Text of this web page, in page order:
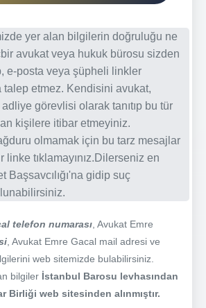
yer alan bilgilerin doğruluğu ne
avukat veya hukuk bürosu sizden
e-posta veya şüpheli linkler
talep etmez. Kendisini avukat,
görevlisi olarak tanıtıp bu tür
kişilere itibar etmeyiniz.
olmamak için bu tarz mesajlar
linke tıklamayınız.Dilerseniz en
Başsavcılığı'na gidip suç
telefon numarası , Avukat Emre
, Avukat Emre Gacal mail adresi ve
web sitemizde bulabilirsiniz.
bilgiler İstanbul Barosu levhasından
Birliği web sitesinden alınmıştır.